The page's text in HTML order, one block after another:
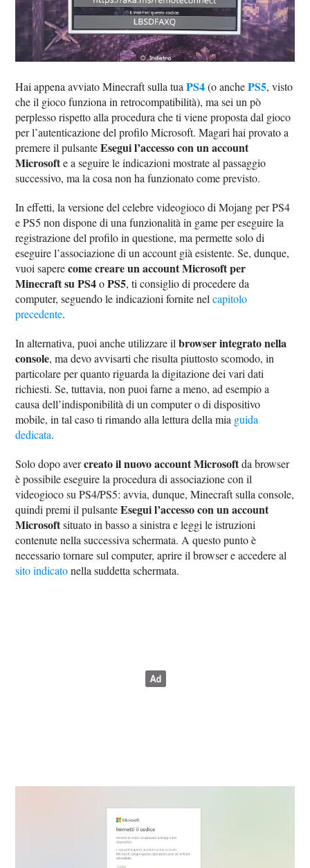
Hai appena avviato Minecraft sulla tuaPS4(o anchePS5, visto
che il gioco funziona in retrocompatibilità), ma sei un pò
perplesso rispetto alla procedura che ti viene proposta dal gioco
per l’autenticazione del profilo Microsoft. Magari hai provato a
premere il pulsanteEsegui l’accesso con un account
Microsofte a seguire le indicazioni mostrate al passaggio
successivo, ma la cosa non ha funzionato come previsto.
In effetti, la versione del celebre videogioco di Mojang per PS4
e PS5 non dispone di una funzionalità in game per eseguire la
registrazione del profilo in questione, ma permette solo di
eseguire l’associazione di un account già esistente. Se, dunque,
vuoi saperecome creare un account Microsoft per
Minecraft su PS4oPS5, ti consiglio di procedere da
computer, seguendo le indicazioni fornite nelcapitolo
precedente.
In alternativa, puoi anche utilizzare ilbrowser integrato nella
console, ma devo avvisarti che risulta piuttosto scomodo, in
particolare per quanto riguarda la digitazione dei vari dati
richiesti. Se, tuttavia, non puoi farne a meno, ad esempio a
causa dell’indisponibilità di un computer o di dispositivo
mobile, in tal caso ti rimando alla lettura della mia guida
dedicata.
Solo dopo avercreato il nuovo account Microsoftda browser
è possibile eseguire la procedura di associazione con il
videogioco su PS4/PS5: avvia, dunque, Minecraft sulla console,
quindi premi il pulsanteEsegui l’accesso con un account
Microsoftsituato in basso a sinistra e leggi le istruzioni
contenute nella successiva schermata. A questo punto è
necessario tornare sul computer, aprire il browser e accedere al
sito indicatonella suddetta schermata.